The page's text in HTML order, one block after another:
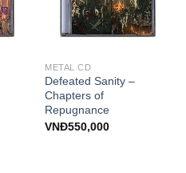
METAL CD
Defeated Sanity –
Chapters of
Repugnance
VNĐ550,000